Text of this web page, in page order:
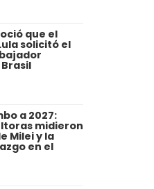
que el
solicitó el
a 2027:
midieron
Milei y la
en el